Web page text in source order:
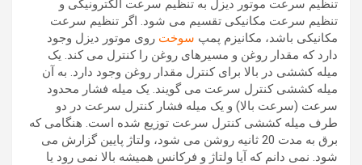
تنظیم سرعت موتور دیزل به تنظیم سرعت الکترونیکی و
تنظیم سرعت مکانیکی تقسیم می شود. اگر تنظیم سرعت
مکانیکی باشد، مکانیزم پمپ سوخت روی موتور دیزل وجود
دارد که مقدار روغن و مسیرهای روغن را کنترل می کند. یک
میله کششی در بالا برای کنترل مقدار روغن وجود دارد. به آن
میله کششی کنترل سرعت می گویند. یک میله فشار محدود
سرعت (سرعت بالا) و یک میله فشار کنترل سرعت در دو
طرف میله کششی کنترل سرعت توزیع شده است. هنگامی که
برق به مدت 20 ثانیه روشن می شود، ولتاژ پایین گزارش می
شود. نمی دانم که آیا ولتاژ و فرکانس همیشه بالا نمی رود یا